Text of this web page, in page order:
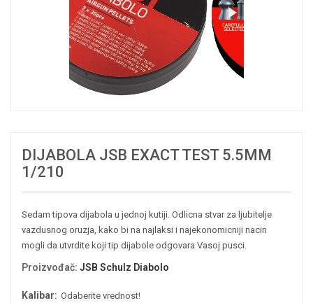
DIJABOLA JSB EXACT TEST 5.5MM
1/210
Sedam tipova dijabola u jednoj kutiji. Odlicna stvar za ljubitelje
vazdusnog oruzja, kako bi na najlaksi i najekonomicniji nacin
mogli da utvrdite koji tip dijabole odgovara Vasoj pusci.
Proizvođač: JSB Schulz Diabolo
Kalibar: Odaberite vrednost!